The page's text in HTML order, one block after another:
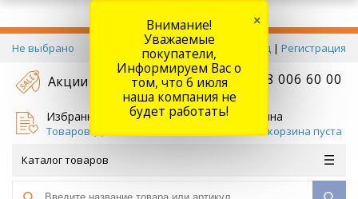
Не выбрано Вход | Регистрация
Акции +7 778 006 60 00
Избранное
Товаров (
Корзина
Ваша корзина пуста
Каталог товаров
Внимание!
Уважаемые
покупатели,
Информируем Вас о
том, что 6 июля
наша компания не
будет работать!
×